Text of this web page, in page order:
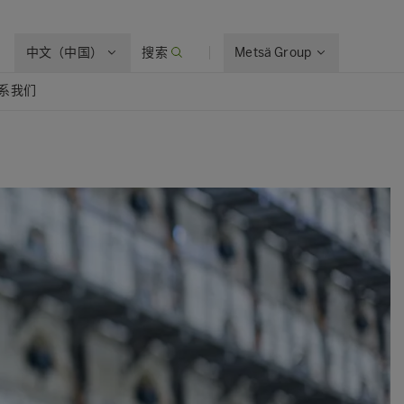
中文（中国） 搜索 Metsä Group
我们